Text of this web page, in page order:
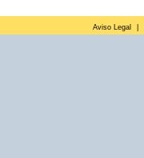
Aviso Legal